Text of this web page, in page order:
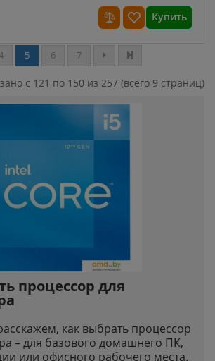
Купить
5 6 7
с 121 по 150 из 257 (всего 9 страниц)
процессор для
как выбрать процессор
– для базового домашнего ПК,
или офисного рабочего места.